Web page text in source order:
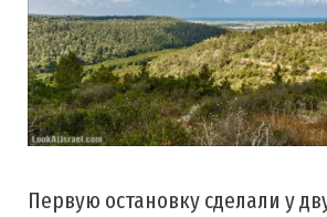
Первую остановку сделали у